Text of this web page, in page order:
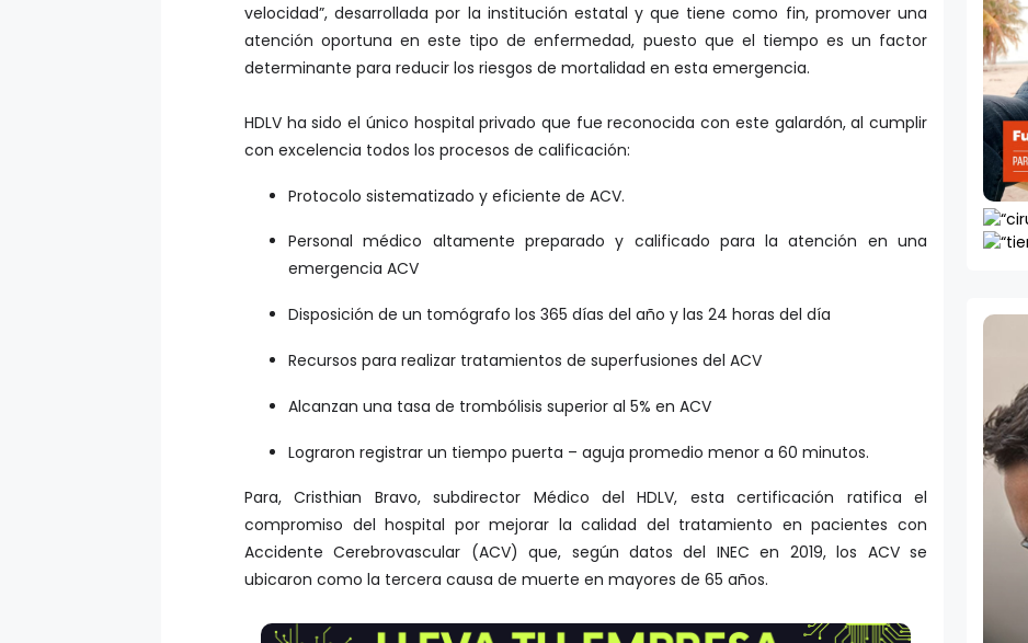
velocidad”, desarrollada por la institución estatal y que tiene como fin, promover una
atención oportuna en este tipo de enfermedad, puesto que el tiempo es un factor
determinante para reducir los riesgos de mortalidad en esta emergencia.
HDLV ha sido el único hospital privado que fue reconocida con este galardón, al cumplir
con excelencia todos los procesos de calificación:
Protocolo sistematizado y eficiente de ACV.
Personal médico altamente preparado y calificado para la atención en una
emergencia ACV
Disposición de un tomógrafo los 365 días del año y las 24 horas del día
Recursos para realizar tratamientos de superfusiones del ACV
Alcanzan una tasa de trombólisis superior al 5% en ACV
Lograron registrar un tiempo puerta – aguja promedio menor a 60 minutos.
Para, Cristhian Bravo, subdirector Médico del HDLV, esta certificación ratifica el
compromiso del hospital por mejorar la calidad del tratamiento en pacientes con
Accidente Cerebrovascular (ACV) que, según datos del INEC en 2019, los ACV se
ubicaron como la tercera causa de muerte en mayores de 65 años.